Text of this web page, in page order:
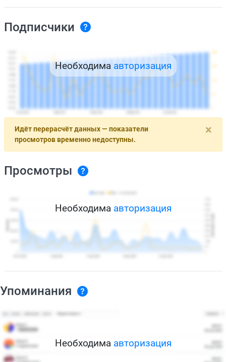
Подписчики
Необходима авторизация
×
Идёт перерасчёт данных — показатели
просмотров временно недоступны.
Просмотры
Необходима авторизация
Упоминания
Необходима авторизация